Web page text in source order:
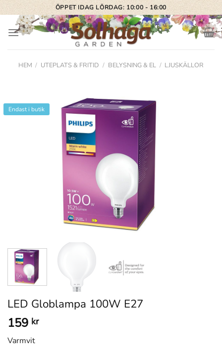
Skip
to
content
ÖPPET IDAG LÖRDAG: 10:00 - 16:00
HEM / UTEPLATS & FRITID / BELYSNING & EL / LJUSKÄLLOR
Endast i butik
LED Globlampa 100W E27
159 kr
Varmvit